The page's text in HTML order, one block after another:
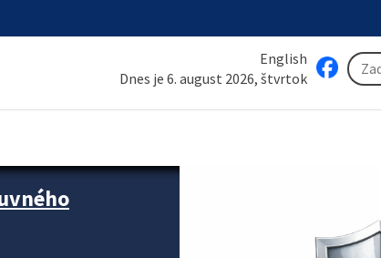
English
Dnes je 6. august 2026, štvrtok